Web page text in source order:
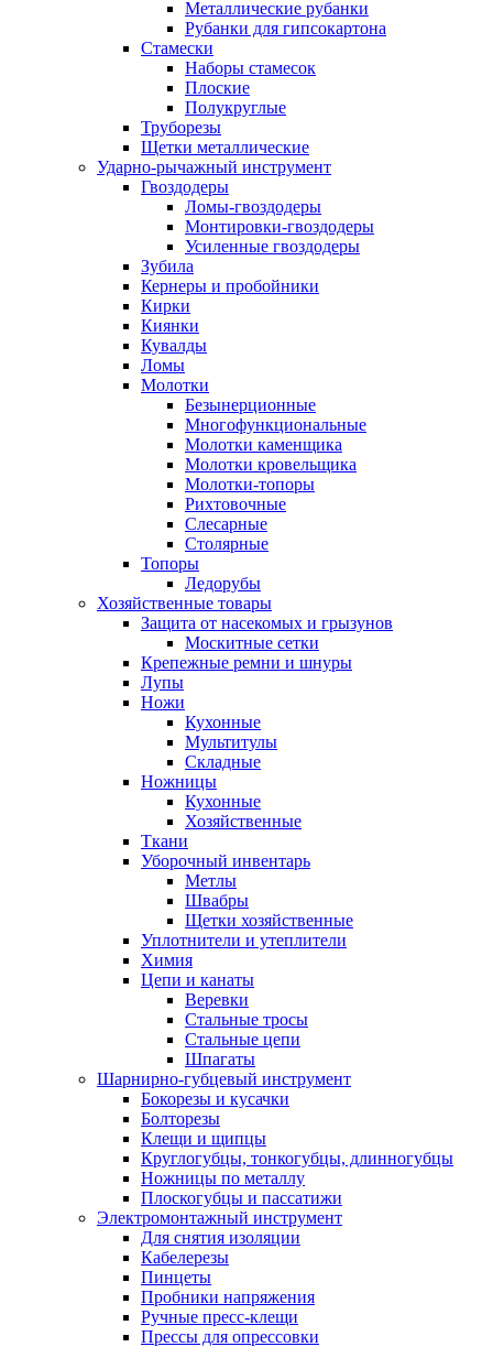
Металлические рубанки
Рубанки для гипсокартона
Стамески
Наборы стамесок
Плоские
Полукруглые
Труборезы
Щетки металлические
Ударно-рычажный инструмент
Гвоздодеры
Ломы-гвоздодеры
Монтировки-гвоздодеры
Усиленные гвоздодеры
Зубила
Кернеры и пробойники
Кирки
Киянки
Кувалды
Ломы
Молотки
Безынерционные
Многофункциональные
Молотки каменщика
Молотки кровельщика
Молотки-топоры
Рихтовочные
Слесарные
Столярные
Топоры
Ледорубы
Хозяйственные товары
Защита от насекомых и грызунов
Москитные сетки
Крепежные ремни и шнуры
Лупы
Ножи
Кухонные
Мультитулы
Складные
Ножницы
Кухонные
Хозяйственные
Ткани
Уборочный инвентарь
Метлы
Швабры
Щетки хозяйственные
Уплотнители и утеплители
Химия
Цепи и канаты
Веревки
Стальные тросы
Стальные цепи
Шпагаты
Шарнирно-губцевый инструмент
Бокорезы и кусачки
Болторезы
Клещи и щипцы
Круглогубцы, тонкогубцы, длинногубцы
Ножницы по металлу
Плоскогубцы и пассатижи
Электромонтажный инструмент
Для снятия изоляции
Кабелерезы
Пинцеты
Пробники напряжения
Ручные пресс-клещи
Прессы для опрессовки